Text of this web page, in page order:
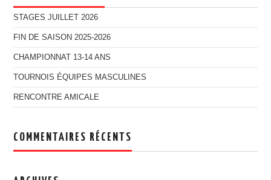
STAGES JUILLET 2026
FIN DE SAISON 2025-2026
CHAMPIONNAT 13-14 ANS
TOURNOIS ÉQUIPES MASCULINES
RENCONTRE AMICALE
COMMENTAIRES RÉCENTS